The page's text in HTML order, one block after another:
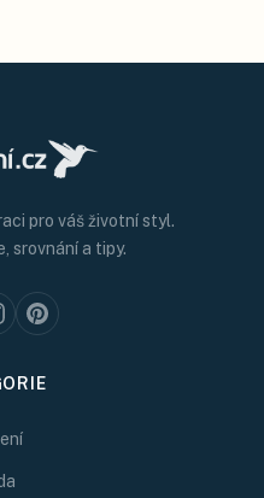
pro váš životní styl.
srovnání a tipy.